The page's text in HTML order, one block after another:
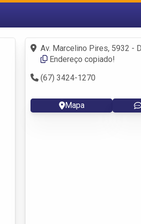
Fazer login
Criar conta
Av. Marcelino Pires, 5932 -
Endereço copiado!
(67) 3424-1270
Mapa